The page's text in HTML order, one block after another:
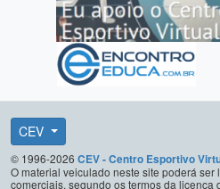
CEV
© 1996-2026 CEV - Centro Esportivo
O material veiculado neste site poderá
comerciais, segundo os termos da licença